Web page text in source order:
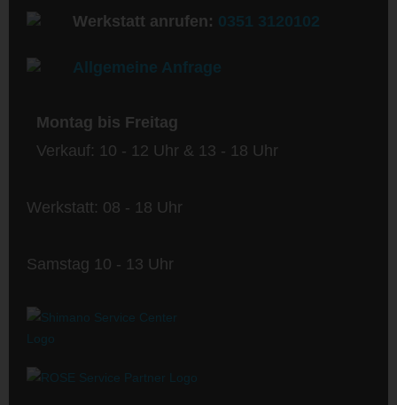
Werkstatt anrufen: 0351 3120102
Allgemeine Anfrage
Montag bis Freitag
Verkauf: 10 - 12 Uhr & 13 - 18 Uhr
Werkstatt: 08 - 18 Uhr
Samstag 10 - 13 Uhr